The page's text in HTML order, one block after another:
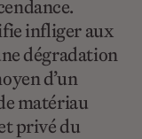
infliger aux
dégradation
d’un
matériau
privé du